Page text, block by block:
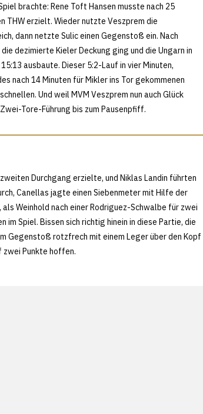
brachte: Rene Toft Hansen musste nach 25
THW erzielt. Wieder nutzte Veszprem die
dann netzte Sulic einen Gegenstoß ein. Nach
dezimierte Kieler Deckung ging und die Ungarn in
ausbaute. Dieser 5:2-Lauf in vier Minuten,
nach 14 Minuten für Mikler ins Tor gekommenen
Und weil MVM Veszprem nun auch Glück
Tore-Führung bis zum Pausenpfiff.
Durchgang erzielte, und Niklas Landin führten
Canellas jagte einen Siebenmeter mit Hilfe der
Weinhold nach einer Rodriguez-Schwalbe für zwei
Spiel. Bissen sich richtig hinein in diese Partie, die
Gegenstoß rotzfrech mit einem Leger über den Kopf
zwei Punkte hoffen.